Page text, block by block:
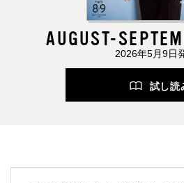
AUGUST-
2026年5月9日
試し読